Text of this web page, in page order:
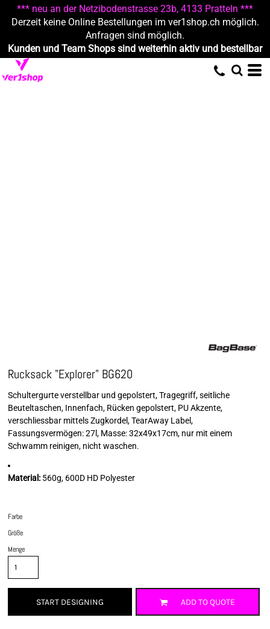
*** neu an der Netzibodenstrasse 23b, 4133 Pratteln ***
Derzeit keine Online Bestellungen im ver1shop.ch möglich.
Anfragen sind möglich.
Kunden und Team Shops sind weiterhin aktiv und bestellbar
Rucksack "Explorer" BG620
Schultergurte verstellbar und gepolstert, Tragegriff, seitliche
Beuteltaschen, Innenfach, Rücken gepolstert, PU Akzente,
verschliessbar mittels Zugkordel, TearAway Label,
Fassungsvermögen: 27l, Masse: 32x49x17cm, nur mit einem
Schwamm reinigen, nicht waschen.
Material: 560g, 600D HD Polyester
Farbe
Größe
Menge
START DESIGNING ADD TO QUOTE